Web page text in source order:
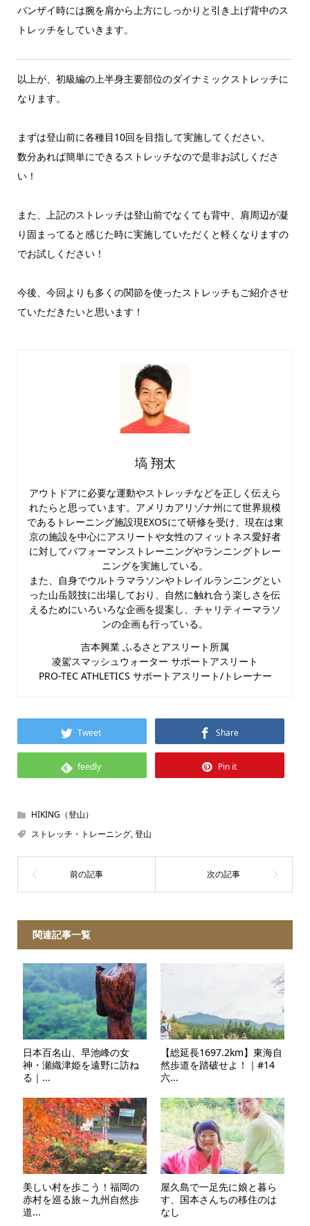
バンザイ時には腕を肩から上方にしっかりと引き上げ背中のス
トレッチをしていきます。
以上が、初級編の上半身主要部位のダイナミックストレッチに
なります。
まずは登山前に各種目10回を目指して実施してください。
数分あれば簡単にできるストレッチなので是非お試しくださ
い！
また、上記のストレッチは登山前でなくても背中、肩周辺が凝
り固まってると感じた時に実施していただくと軽くなりますの
でお試しください！
今後、今回よりも多くの関節を使ったストレッチもご紹介させ
ていただきたいと思います！
塙 翔太
アウトドアに必要な運動やストレッチなどを正しく伝えら
れたらと思っています。アメリカアリゾナ州にて世界規模
であるトレーニング施設現EXOSにて研修を受け、現在は東
京の施設を中心にアスリートや女性のフィットネス愛好者
に対してパフォーマンストレーニングやランニングトレー
ニングを実施している。
また、自身でウルトラマラソンやトレイルランニングとい
った山岳競技に出場しており、自然に触れ合う楽しさを伝
えるためにいろいろな企画を提案し、チャリティーマラソ
ンの企画も行っている。
吉本興業 ふるさとアスリート所属
凌駕スマッシュウォーター サポートアスリート
PRO-TEC ATHLETICS サポートアスリート/トレーナー
Tweet Share
feedly Pin it
HIKING（登山）
ストレッチ・トレーニング,登山
関連記事一覧
日本百名山、早池峰の女
神・瀬織津姫を遠野に訪ね
る｜...
【総延長1697.2km】東海自
然歩道を踏破せよ！｜#14
六...
美しい村を歩こう！福岡の
赤村を巡る旅～九州自然歩
道...
屋久島で一足先に娘と暮ら
す、国本さんちの移住のは
なし